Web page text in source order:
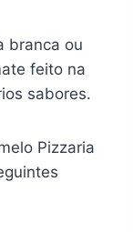
branca ou
feito na
sabores.
Pizzaria